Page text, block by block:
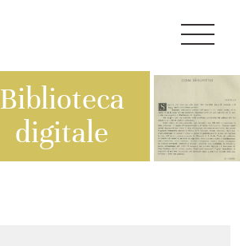
Biblioteca
digitale